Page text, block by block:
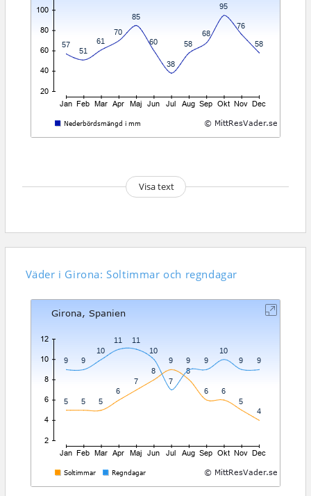
Visa text
Väder i Girona: Soltimmar och regndagar